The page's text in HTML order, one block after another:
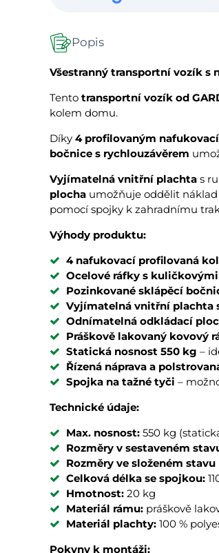
Popis
Všestranný transportní vozík s
Tento transportní vozík od
kolem domu.
Díky 4 profilovaným
bočnice s rychlouzávěrem
Vyjímatelná vnitřní plachta s
plocha umožňuje oddělit
pomocí spojky k zahradnímu
Výhody produktu:
4 nafukovací profilovaná
Ocelové ráfky s
Pozinkované sklápěcí
Vyjímatelná vnitřní plachta
Odnímatelná odkládací
Práškově lakovaný kovový
Statická nosnost 550 kg –
Řízená náprava a
Spojka na tažné tyči –
Technické údaje:
Max. nosnost: 550 kg
Rozměry v sestaveném
Rozměry ve složeném stavu
Celková délka se spojkou:
Hmotnost: 20 kg
Materiál rámu: práškově
Materiál plachty: 100 %
Pokyny k montáži: